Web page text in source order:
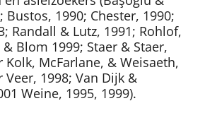
Bustos, 1990; Chester, 1990;
Randall & Lutz, 1991; Rohlof,
Blom 1999; Staer & Staer,
Kolk, McFarlane, & Weisaeth,
Veer, 1998; Van Dijk &
Weine, 1995, 1999).